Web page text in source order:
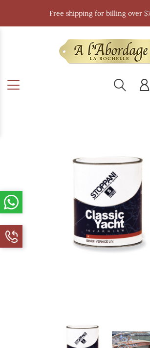
Free shipping for billing over